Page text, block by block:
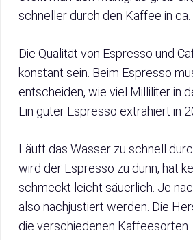
schneller durch den Kaffee in ca.
Die Qualität von Espresso und
konstant sein. Beim Espresso
entscheiden, wie viel Milliliter in
Ein guter Espresso extrahiert in
Läuft das Wasser zu schnell
wird der Espresso zu dünn, hat
schmeckt leicht säuerlich. Je
also nachjustiert werden. Die
die verschiedenen Kaffeesorten